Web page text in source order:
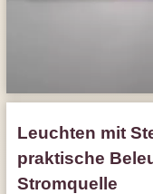
Leuchten mit
praktische
Stromquelle